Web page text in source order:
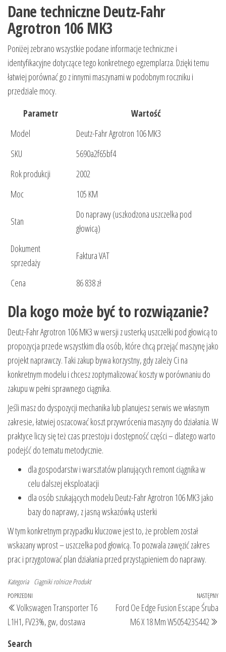
Dane techniczne Deutz-Fahr
Agrotron 106 MK3
Poniżej zebrano wszystkie podane informacje techniczne i
identyfikacyjne dotyczące tego konkretnego egzemplarza. Dzięki temu
łatwiej porównać go z innymi maszynami w podobnym roczniku i
przedziale mocy.
Parametr
Wartość
Model
Deutz-Fahr Agrotron 106 MK3
SKU
5690a2f65bf4
Rok produkcji
2002
Moc
105 KM
Stan
Do naprawy (uszkodzona uszczelka pod
głowicą)
Dokument
sprzedaży
Faktura VAT
Cena 86 838 zł
Dla kogo może być to rozwiązanie?
Deutz-Fahr Agrotron 106 MK3 w wersji z usterką uszczelki pod głowicą to
propozycja przede wszystkim dla osób, które chcą przejąć maszynę jako
projekt naprawczy. Taki zakup bywa korzystny, gdy zależy Ci na
konkretnym modelu i chcesz zoptymalizować koszty w porównaniu do
zakupu w pełni sprawnego ciągnika.
Jeśli masz do dyspozycji mechanika lub planujesz serwis we własnym
zakresie, łatwiej oszacować koszt przywrócenia maszyny do działania. W
praktyce liczy się też czas przestoju i dostępność części – dlatego warto
podejść do tematu metodycznie.
dla gospodarstw i warsztatów planujących remont ciągnika w
celu dalszej eksploatacji
dla osób szukających modelu Deutz-Fahr Agrotron 106 MK3 jako
bazy do naprawy, z jasną wskazówką usterki
W tym konkretnym przypadku kluczowe jest to, że problem został
wskazany wprost – uszczelka pod głowicą. To pozwala zawęzić zakres
prac i przygotować plan działania przed przystąpieniem do naprawy.
Kategoria Ciągniki rolnicze Produkt
Nawigacja
wpisu
Poprzedni
wpis
POPRZEDNI
Volkswagen Transporter T6
L1H1, FV23%, gw, dostawa
NASTĘPNY
Ford Oe Edge Fusion Escape Śruba
M6 X 18 Mm W505423S442
Search